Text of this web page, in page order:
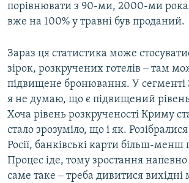
порівнювати з 90-ми, 2000-ми
вже на 100% у травні був проданий.
Зараз ця статистика може
зірок, розкручених готелів ‒ там
підвищене бронювання. У сегменті
я не думаю, що є підвищений
Хоча рівень розкрученості Криму
стало зрозуміло, що і як.
Росії, банківські карти більш-
Процес іде, тому зростання
саме таке ‒ треба дивитися вихідні